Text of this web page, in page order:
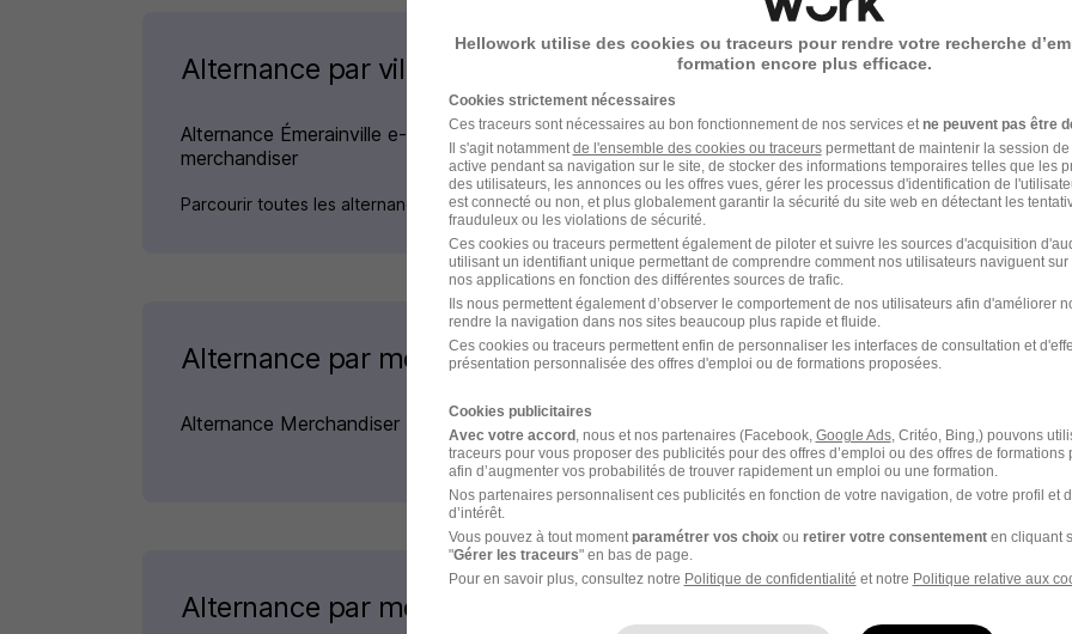
Alternance par ville pour le métier e-merchandiser
Alternance Émerainville e-
merchandiser
Alternance Amiens e-merchandiser
Parcourir toutes les alternances de e-merchandiser
Alternance par métiers similaires
Alternance Merchandiser
Alternance Responsable
merchandising
Alternance par métier dans le domaine Distribution à Ivry-sur-Seine
Hellowork utilise des cookies ou traceurs pour rendre votre recherche
formation encore plus efficace.
Cookies strictement nécessaires
Ces traceurs sont nécessaires au bon fonctionnement de nos services etne peuvent pas être
Il s'agit notammentde l'ensemble des cookies ou traceurspermettant de maintenir la session
active pendant sa navigation sur le site, de stocker des informations temporaires telles que les
des utilisateurs, les annonces ou les offres vues, gérer les processus d'identification de
est connecté ou non, et plus globalement garantir la sécurité du site web en détectant les
frauduleux ou les violations de sécurité.
Ces cookies ou traceurs permettent également de piloter et suivre les sources d'acquisition
utilisant un identifiant unique permettant de comprendre comment nos utilisateurs naviguent sur
nos applications en fonction des différentes sources de trafic.
Ils nous permettent également d’observer le comportement de nos utilisateurs afin d'améliorer
rendre la navigation dans nos sites beaucoup plus rapide et fluide.
Ces cookies ou traceurs permettent enfin de personnaliser les interfaces de consultation et
présentation personnalisée des offres d'emploi ou de formations proposées.
Cookies publicitaires
Avec votre accord , nous et nos partenaires (Facebook, Google Ads, Critéo, Bing,) pouvons
traceurs pour vous proposer des publicités pour des offres d’emploi ou des offres de formations
afin d’augmenter vos probabilités de trouver rapidement un emploi ou une formation.
Nos partenaires personnalisent ces publicités en fonction de votre navigation, de votre profil et
d’intérêt.
Vous pouvez à tout momentparamétrer vos choixou retirer votre consentementen cliquant
"Gérer les traceurs" en bas de page.
Pour en savoir plus, consultez notre Politique de confidentialité et notre Politique relative aux